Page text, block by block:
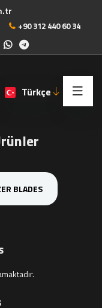
+90 312 440 60 34
Türkçe
BLADES